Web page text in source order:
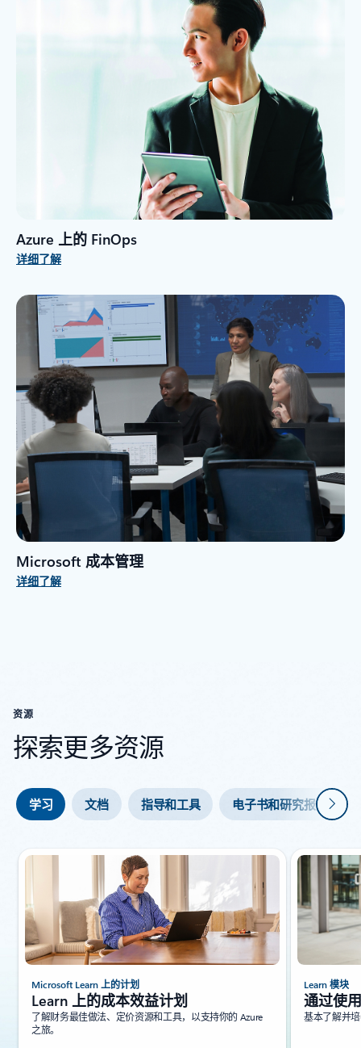
Azure 上的 FinOps
详细了解
Microsoft 成本管理
详细了解
资源
探索更多资源
学习 文档 指导和工具 电子书和研究报告 下一
正在显示第 1 张幻灯片(共 5 张)
Microsoft Learn 上的计划
Learn 上的成本效益计划
了解财务最佳做法、定价资源和工具，以支持你的 Azure
之旅。
Learn 模块
通过使
基本了解并